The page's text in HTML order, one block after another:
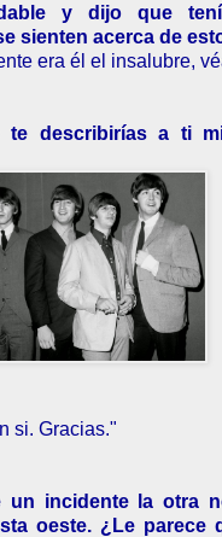
y dijo que
sienten acerca de
era él el insalubre,
te describirías a ti
si. Gracias."
un incidente la otra
oeste. ¿Le parece